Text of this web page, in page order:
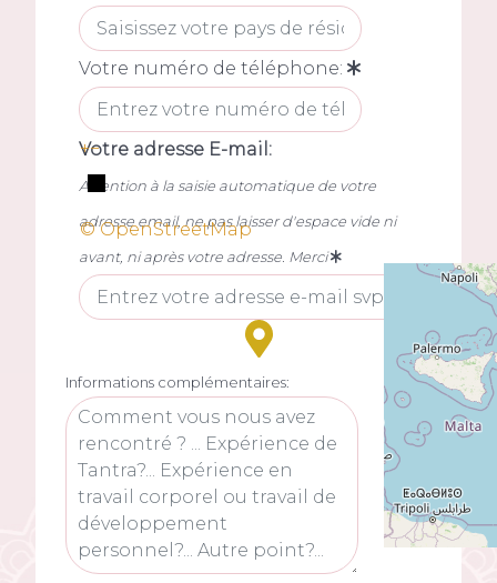
+−
© OpenStreetMap
Votre numéro de téléphone:
Votre adresse E-mail:
Attention à la saisie automatique de votre
adresse email, ne pas laisser d'espace vide ni
avant, ni après votre adresse. Merci
Informations complémentaires: